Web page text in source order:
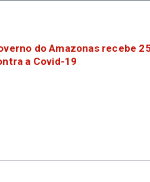
do Amazonas recebe
a Covid-19